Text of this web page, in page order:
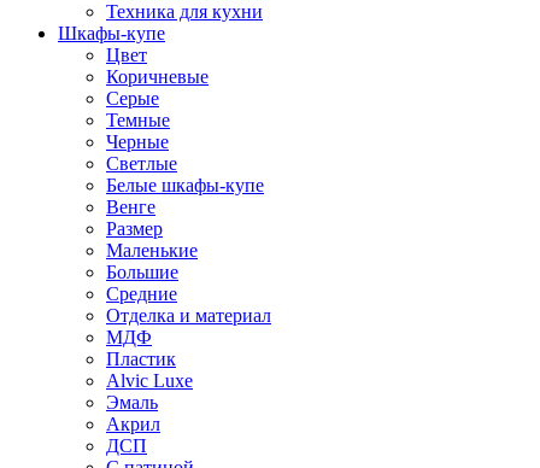
Техника для кухни
Шкафы-купе
Цвет
Коричневые
Серые
Темные
Черные
Светлые
Белые шкафы-купе
Венге
Размер
Маленькие
Большие
Средние
Отделка и материал
МДФ
Пластик
Alvic Luxe
Эмаль
Акрил
ДСП